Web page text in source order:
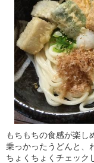
もちもちの食感が楽し
乗っかったうどんと、
ちょくちょくチェック